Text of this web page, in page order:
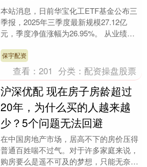
本站消息，日前华宝化工ETF基金公布三
季报，2025年三季度最新规模27.12亿
元，季度净值涨幅为26.95%。 从业绩表
值....
保宇配资
查看：201 分类： 配资操盘股票
沪深优配 现在房子房龄超过
20年，为什么买的人越来越
少？5个问题无法回避
在中国房地产市场，居高不下的房价压得
普通百姓喘不过气。对于许多家庭来说，
购房要么是遥不可及的梦想，只能无奈叹